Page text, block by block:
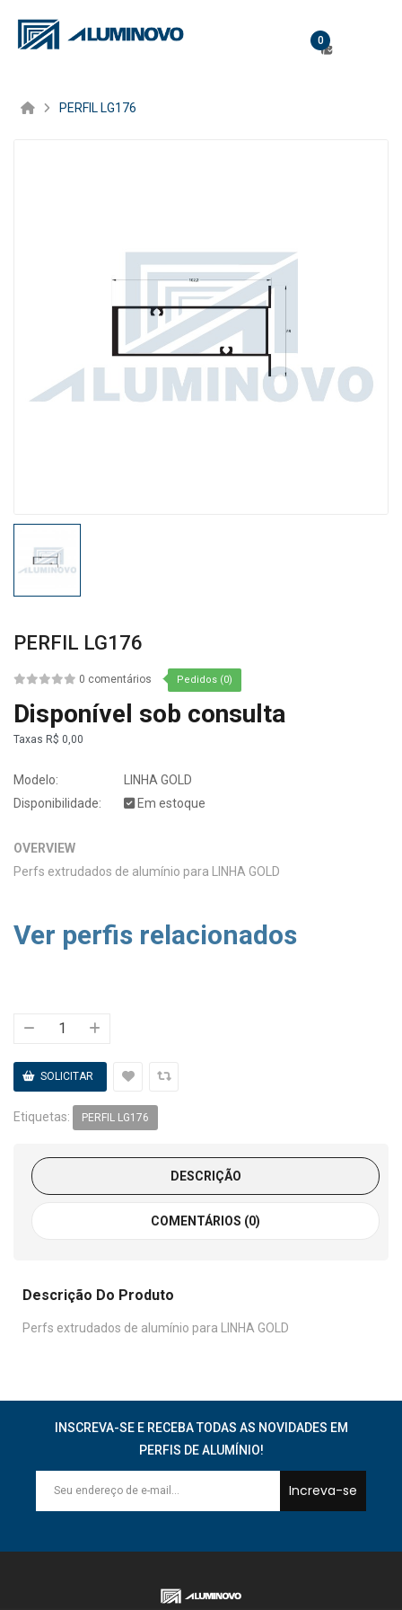
0
PERFIL LG176
PERFIL LG176
0 comentários Pedidos (0)
Disponível sob consulta
Taxas R$ 0,00
Modelo:
LINHA GOLD
Disponibilidade:
Em estoque
OVERVIEW
Perfs extrudados de alumínio para LINHA GOLD
Ver perfis relacionados
Etiquetas: PERFIL LG176
DESCRIÇÃO
COMENTÁRIOS (0)
Descrição Do Produto
Perfs extrudados de alumínio para LINHA GOLD
INSCREVA-SE E RECEBA TODAS AS NOVIDADES EM
PERFIS DE ALUMÍNIO!
Increva-se